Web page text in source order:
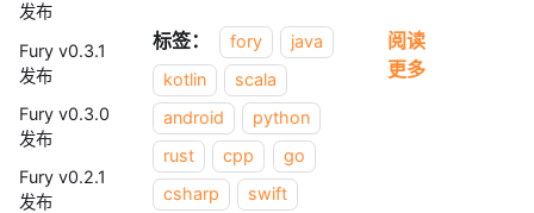
发布
Fury v0.3.1
发布
Fury v0.3.0
发布
Fury v0.2.1
发布
标签： fory
java
kotlin
scala
android
python
rust
cpp
go
csharp
swift
阅读
更多